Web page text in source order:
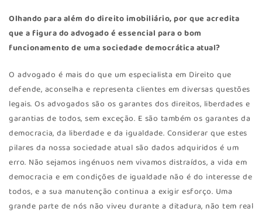
Olhando para além do direito imobiliário, por que acredita
que a figura do advogado é essencial para o bom
funcionamento de uma sociedade democrática atual?
O advogado é mais do que um especialista em Direito que
defende, aconselha e representa clientes em diversas questões
legais. Os advogados são os garantes dos direitos, liberdades e
garantias de todos, sem exceção. E são também os garantes da
democracia, da liberdade e da igualdade. Considerar que estes
pilares da nossa sociedade atual são dados adquiridos é um
erro. Não sejamos ingénuos nem vivamos distraídos, a vida em
democracia e em condições de igualdade não é do interesse de
todos, e a sua manutenção continua a exigir esforço. Uma
grande parte de nós não viveu durante a ditadura, não tem real